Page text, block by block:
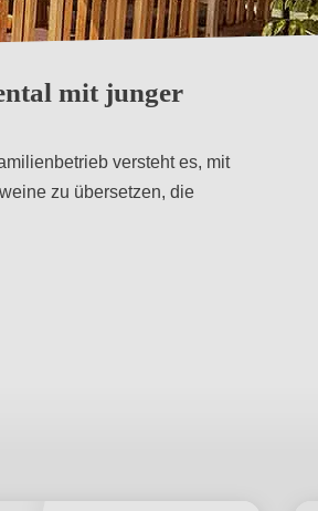
mit junger
versteht es, mit
zu übersetzen, die